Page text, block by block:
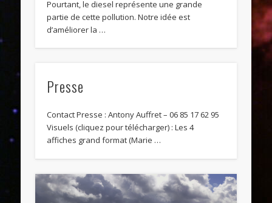
Pourtant, le diesel représente une grande
partie de cette pollution. Notre idée est
d’améliorer la …
Presse
Contact Presse : Antony Auffret – 06 85 17 62 95
Visuels (cliquez pour télécharger) : Les 4
affiches grand format (Marie …